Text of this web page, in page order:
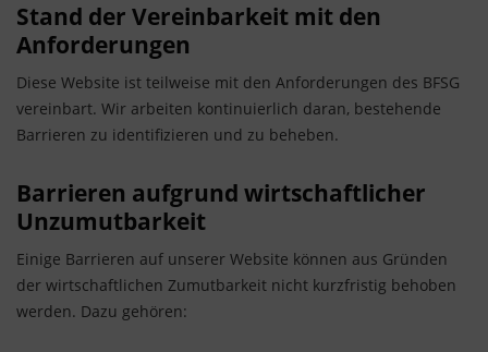
Stand der Vereinbarkeit mit den
Anforderungen
Diese Website ist teilweise mit den Anforderungen des BFSG
vereinbart. Wir arbeiten kontinuierlich daran, bestehende
Barrieren zu identifizieren und zu beheben.
Barrieren aufgrund wirtschaftlicher
Unzumutbarkeit
Einige Barrieren auf unserer Website können aus Gründen
der wirtschaftlichen Zumutbarkeit nicht kurzfristig behoben
werden. Dazu gehören: